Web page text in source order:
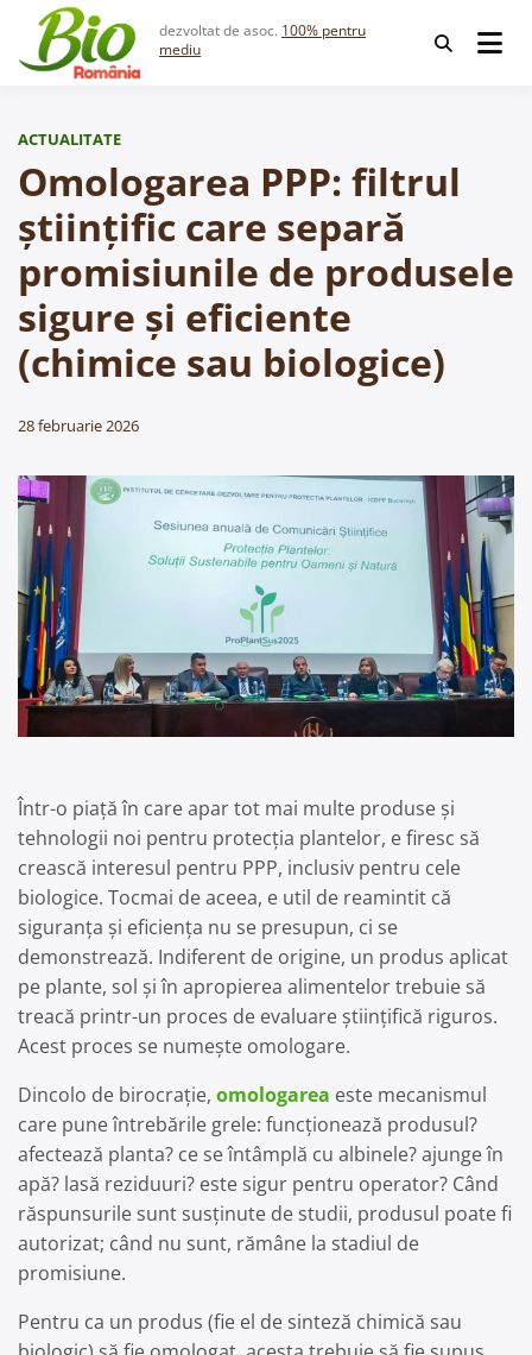
content
dezvoltat de asoc. 100% pentru
mediu
ACTUALITATE
Omologarea PPP: filtrul
științific care separă
promisiunile de produsele
sigure și eficiente
(chimice sau biologice)
28 februarie 2026
Într-o piață în care apar tot mai multe produse și
tehnologii noi pentru protecția plantelor, e firesc să
crească interesul pentru PPP, inclusiv pentru cele
biologice. Tocmai de aceea, e util de reamintit că
siguranța și eficiența nu se presupun, ci se
demonstrează. Indiferent de origine, un produs aplicat
pe plante, sol și în apropierea alimentelor trebuie să
treacă printr-un proces de evaluare științifică riguros.
Acest proces se numește omologare.
Dincolo de birocrație, omologarea este mecanismul
care pune întrebările grele: funcționează produsul?
afectează planta? ce se întâmplă cu albinele? ajunge în
apă? lasă reziduuri? este sigur pentru operator? Când
răspunsurile sunt susținute de studii, produsul poate fi
autorizat; când nu sunt, rămâne la stadiul de
promisiune.
Pentru ca un produs (fie el de sinteză chimică sau